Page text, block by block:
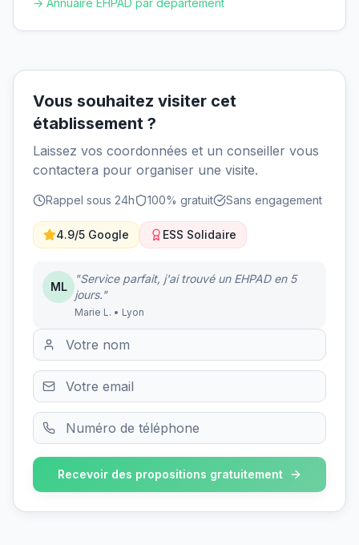
→ Annuaire EHPAD par département
Vous souhaitez visiter cet
établissement ?
Laissez vos coordonnées et un conseiller vous
contactera pour organiser une visite.
Rappel sous 24h 100% gratuit Sans engagement
4.9/5 Google ESS Solidaire
ML
"Service parfait, j'ai trouvé un EHPAD en 5
jours."
Marie L. • Lyon
Recevoir des propositions gratuitement